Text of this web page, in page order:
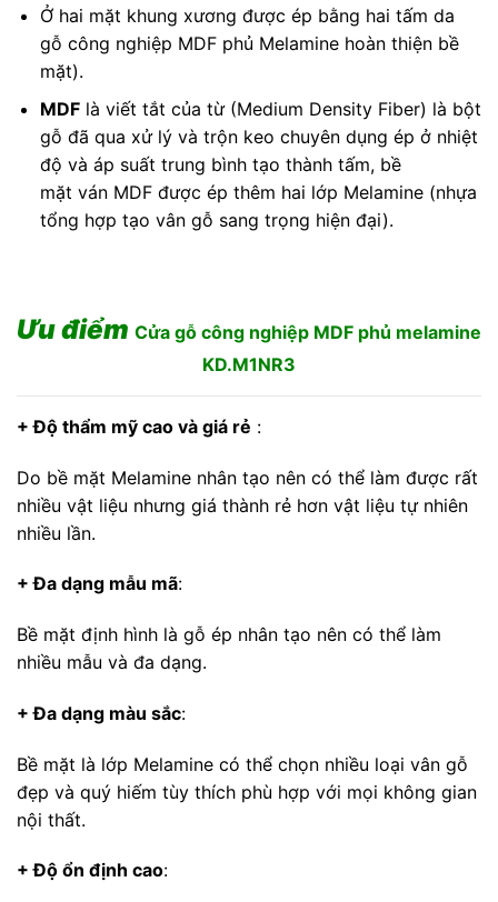
Ở hai mặt khung xương được ép bằng hai tấm da
gỗ công nghiệp MDF phủ Melamine hoàn thiện bề
mặt).
MDFlà viết tắt của từ (Medium Density Fiber) là bột
gỗ đã qua xử lý và trộn keo chuyên dụng ép ở nhiệt
độ và áp suất trung bình tạo thành tấm, bề
mặt ván MDF được ép thêm hai lớp Melamine (nhựa
tổng hợp tạo vân gỗ sang trọng hiện đại).
Ưu điểm Cửa gỗ công nghiệp MDF phủ melamine
KD.M1NR3
+ Độ thẩm mỹ cao và giá rẻ :
Do bề mặt Melamine nhân tạo nên có thể làm được rất
nhiều vật liệu nhưng giá thành rẻ hơn vật liệu tự nhiên
nhiều lần.
+ Đa dạng mẫu mã:
Bề mặt định hình là gỗ ép nhân tạo nên có thể làm
nhiều mẫu và đa dạng.
+ Đa dạng màu sắc:
Bề mặt là lớp Melamine có thể chọn nhiều loại vân gỗ
đẹp và quý hiếm tùy thích phù hợp với mọi không gian
nội thất.
+ Độ ổn định cao: